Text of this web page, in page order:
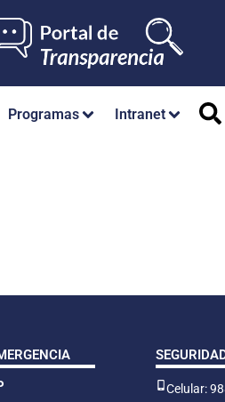
Programas Intranet
Celular: